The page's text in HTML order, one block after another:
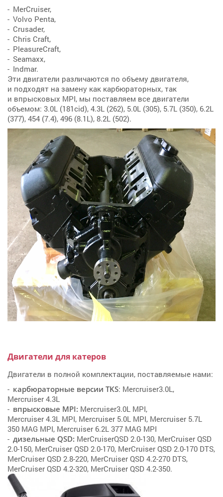
MerCruiser,
Volvo Penta,
Crusader,
Chris Craft,
PleasureCraft,
Seamaxx,
Indmar.
Эти двигатели различаются по объему двигателя,
и подходят на замену как карбюраторных, так
и впрысковых MPI, мы поставляем все двигатели
объемом: 3.0L (181cid), 4.3L (262), 5.0L (305), 5.7L (350), 6.2L
(377), 454 (7.4), 496 (8.1L), 8.2L (502).
Двигатели для катеров
Двигатели в полной комплектации, поставляемые нами:
карбюраторные версии TKS: Mercruiser3.0L,
Mercruiser 4.3L
впрысковые MPI: Mercruiser3.0L MPI,
Mercruiser 4.3L MPI, Mercruiser 5.0L MPI, Mercruiser 5.7L
350 MAG MPI, Mercruiser 6.2L 377 MAG MPI
дизельные QSD: MerCruiserQSD 2.0-130, MerCruiser QSD
2.0-150, MerCruiser QSD 2.0-170, MerCruiser QSD 2.0-170 DTS,
MerCruiser QSD 2.8-220, MerCruiser QSD 4.2-270 DTS,
MerCruiser QSD 4.2-320, MerCruiser QSD 4.2-350.